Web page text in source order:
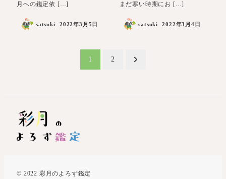
月への鑑定依 […]
satsuki 2022年3月5日
まだ寒い時期にお […]
satsuki 2022年3月4日
ペ
ー
1 2
© 2022 彩月のよろず鑑定